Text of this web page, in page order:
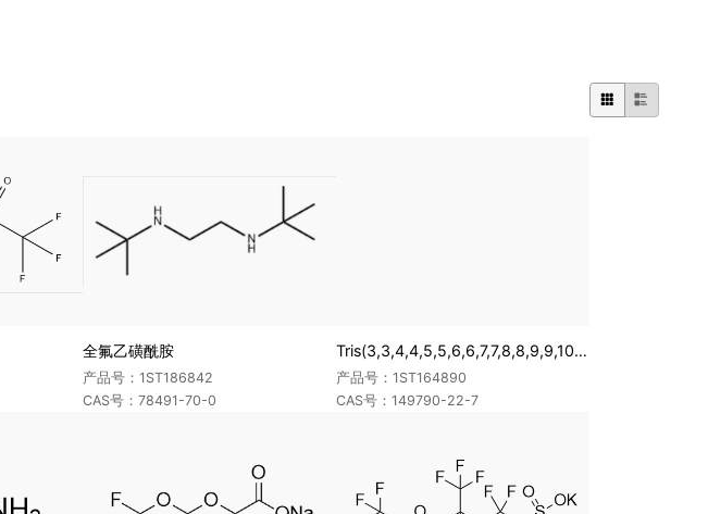
 
全氟乙磺酰胺
产品号：1ST186842
CAS号：78491-70-0
Tris(3,3,4,4,5,5,6,6,7,7,8,8,9,9,10,10,10-heptadecafluorodecyl) phosphate
产品号：1ST164890
CAS号：149790-22-7